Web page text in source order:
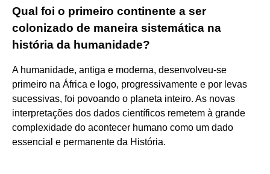
Qual foi o primeiro continente a ser
colonizado de maneira sistemática na
história da humanidade?
A humanidade, antiga e moderna, desenvolveu-se
primeiro na África e logo, progressivamente e por levas
sucessivas, foi povoando o planeta inteiro. As novas
interpretações dos dados científicos remetem à grande
complexidade do acontecer humano como um dado
essencial e permanente da História.